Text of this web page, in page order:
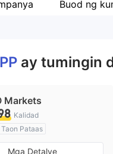
Buod ng
ay tumingin
Markets
Kalidad
Pataas
sa Australia
Mga Detalye